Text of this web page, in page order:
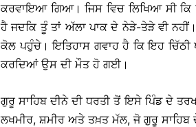
ਕਰਵਾਇਆ ਗਿਆ। ਜਿਸ ਵਿਚ ਲਿਖਿਆ ਸੀ
ਹੈ ਜਦਕਿ ਤੂੰ ਤਾਂ ਅੱਲਾ ਪਾਕ ਦੇ ਨੇੜੇ-ਤੇੜੇ ਵੀ
ਕੋਲ ਪਹੁੰਚੇ। ਇਤਿਹਾਸ ਗਵਾਹ ਹੈ ਕਿ ਇਹ
ਕਰਦਿਆਂ ਉਸ ਦੀ ਮੌਤ ਹੋ ਗਈ।
ਗੁਰੂ ਸਾਹਿਬ ਦੀਨੇ ਦੀ ਧਰਤੀ ਤੋਂ ਇਸੇ ਪਿੰਡ ਦੇ
ਲਖਮੀਰ, ਸ਼ਮੀਰ ਅਤੇ ਤਖ਼ਤ ਮੱਲ, ਜੋ ਗੁਰੂ ਸਾਹਿਬ